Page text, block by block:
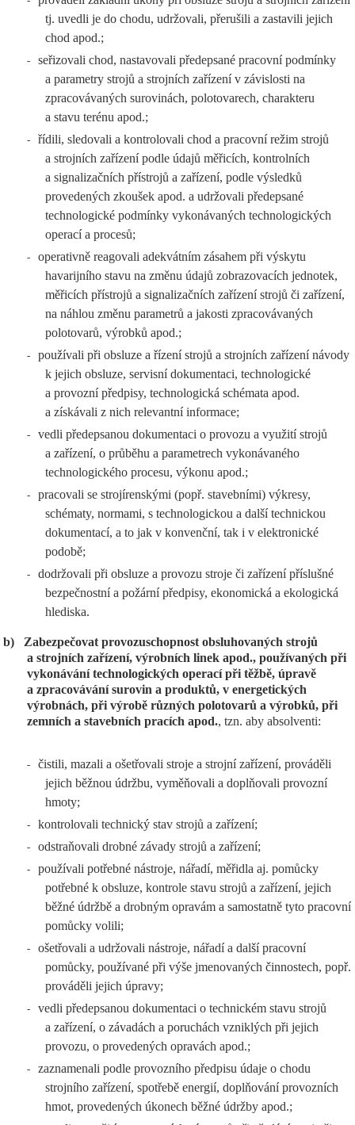
tj. uvedli je do chodu, udržovali, přerušili a zastavili jejich
chod apod.;
-
seřizovali chod, nastavovali předepsané pracovní podmínky
a parametry strojů a strojních zařízení v závislosti na
zpracovávaných surovinách, polotovarech, charakteru
a stavu terénu apod.;
-
řídili, sledovali a kontrolovali chod a pracovní režim strojů
a strojních zařízení podle údajů měřicích, kontrolních
a signalizačních přístrojů a zařízení, podle výsledků
provedených zkoušek apod. a udržovali předepsané
technologické podmínky vykonávaných technologických
operací a procesů;
-
operativně reagovali adekvátním zásahem při výskytu
havarijního stavu na změnu údajů zobrazovacích jednotek,
měřicích přístrojů a signalizačních zařízení strojů či zařízení,
na náhlou změnu parametrů a jakosti zpracovávaných
polotovarů, výrobků apod.;
-
používali při obsluze a řízení strojů a strojních zařízení návody
k jejich obsluze, servisní dokumentaci, technologické
a provozní předpisy, technologická schémata apod.
a získávali z nich relevantní informace;
-
vedli předepsanou dokumentaci o provozu a využití strojů
a zařízení, o průběhu a parametrech vykonávaného
technologického procesu, výkonu apod.;
-
pracovali se strojírenskými (popř. stavebními) výkresy,
schématy, normami, s technologickou a další technickou
dokumentací, a to jak v konvenční, tak i v elektronické
podobě;
-
dodržovali při obsluze a provozu stroje či zařízení příslušné
bezpečnostní a požární předpisy, ekonomická a ekologická
hlediska.
b)
Zabezpečovat provozuschopnost obsluhovaných strojů
a strojních zařízení, výrobních linek apod., používaných při
vykonávání technologických operací při těžbě, úpravě
a zpracovávání surovin a produktů, v energetických
výrobnách, při výrobě různých polotovarů a výrobků, při
zemních a stavebních pracích apod., tzn. aby absolventi:
-
čistili, mazali a ošetřovali stroje a strojní zařízení, prováděli
jejich běžnou údržbu, vyměňovali a doplňovali provozní
hmoty;
- kontrolovali technický stav strojů a zařízení;
- odstraňovali drobné závady strojů a zařízení;
-
používali potřebné nástroje, nářadí, měřidla aj. pomůcky
potřebné k obsluze, kontrole stavu strojů a zařízení, jejich
běžné údržbě a drobným opravám a samostatně tyto pracovní
pomůcky volili;
-
ošetřovali a udržovali nástroje, nářadí a další pracovní
pomůcky, používané při výše jmenovaných činnostech, popř.
prováděli jejich úpravy;
-
vedli předepsanou dokumentaci o technickém stavu strojů
a zařízení, o závadách a poruchách vzniklých při jejich
provozu, o provedených opravách apod.;
-
zaznamenali podle provozního předpisu údaje o chodu
strojního zařízení, spotřebě energií, doplňování provozních
hmot, provedených úkonech běžné údržby apod.;